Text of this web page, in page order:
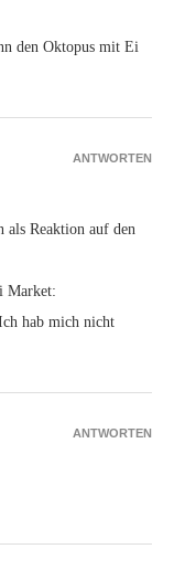
den Oktopus mit Ei
als Reaktion auf den
Market:
hab mich nicht
ANTWORTEN
ANTWORTEN